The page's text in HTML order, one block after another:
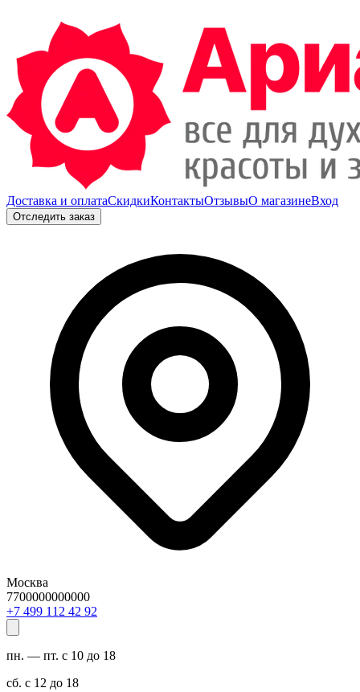
Доставка и оплатаСкидкиКонтактыОтзывыО магазинеВход
Отследить заказ
Москва
7700000000000
29 24 211 994 7+
пн. — пт. с 10 до 18
сб. с 12 до 18